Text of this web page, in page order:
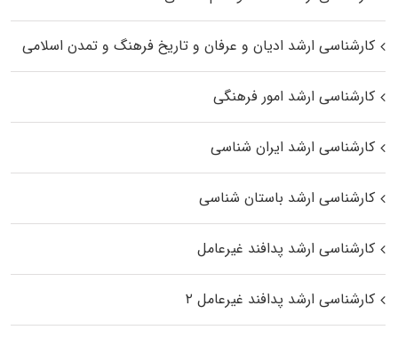
کارشناسی ارشد ادیان و عرفان و تاریخ فرهنگ و تمدن اسلامی
کارشناسی ارشد امور فرهنگی
کارشناسی ارشد ایران شناسی
کارشناسی ارشد باستان شناسی
کارشناسی ارشد پدافند غیرعامل
کارشناسی ارشد پدافند غیرعامل ۲